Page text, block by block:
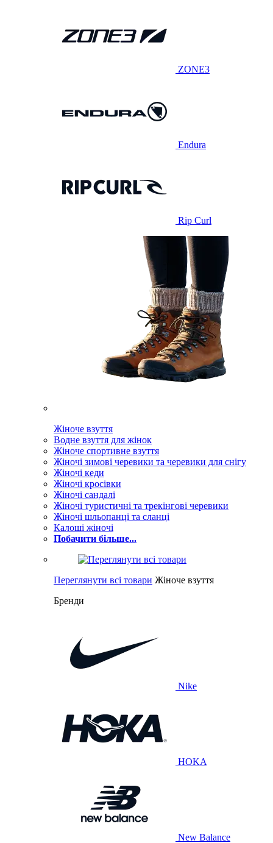
ZONE3
Endura
Rip Curl
Жіноче взуття
Водне взуття для жінок
Жіноче спортивне взуття
Жіночі зимові черевики та черевики для снігу
Жіночі кеди
Жіночі кросівки
Жіночі сандалі
Жіночі туристичні та трекінгові черевики
Жіночі шльопанці та сланці
Калоші жіночі
Побачити більше...
Переглянути всі товари Жіноче взуття
Бренди
Nike
HOKA
New Balance